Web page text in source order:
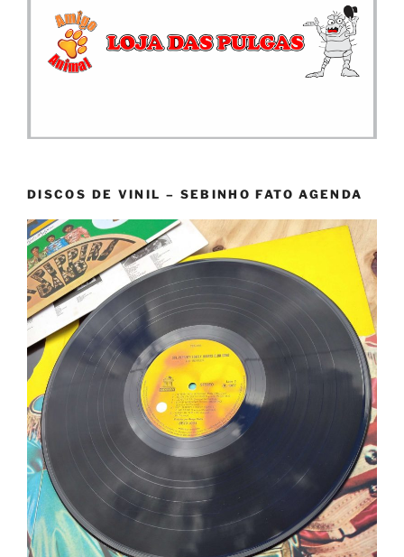
DISCOS DE VINIL – SEBINHO FATO AGENDA